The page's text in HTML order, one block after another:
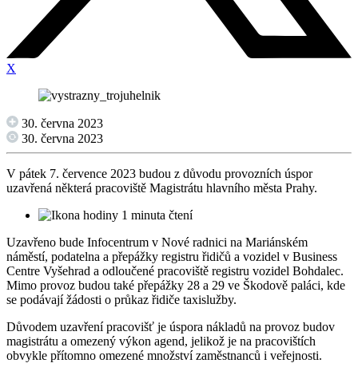
X
30. června 2023
30. června 2023
V pátek 7. července 2023 budou z důvodu provozních úspor
uzavřená některá pracoviště Magistrátu hlavního města Prahy.
1 minuta čtení
Uzavřeno bude Infocentrum v Nové radnici na Mariánském
náměstí, podatelna a přepážky registru řidičů a vozidel v Business
Centre Vyšehrad a odloučené pracoviště registru vozidel Bohdalec.
Mimo provoz budou také přepážky 28 a 29 ve Škodově paláci, kde
se podávají žádosti o průkaz řidiče taxislužby.
Důvodem uzavření pracovišť je úspora nákladů na provoz budov
magistrátu a omezený výkon agend, jelikož je na pracovištích
obvykle přítomno omezené množství zaměstnanců i veřejnosti.